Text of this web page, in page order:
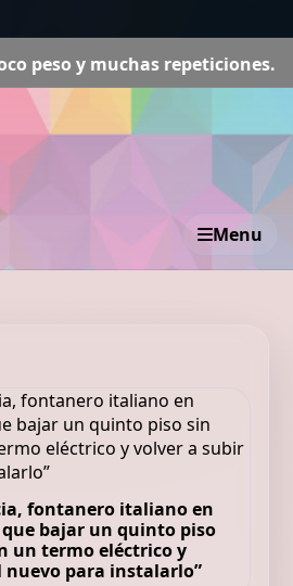
repeticiones. Hay que estar
Menu
fontanero italiano en
que bajar un quinto piso
un termo eléctrico y
nuevo para instalarlo”